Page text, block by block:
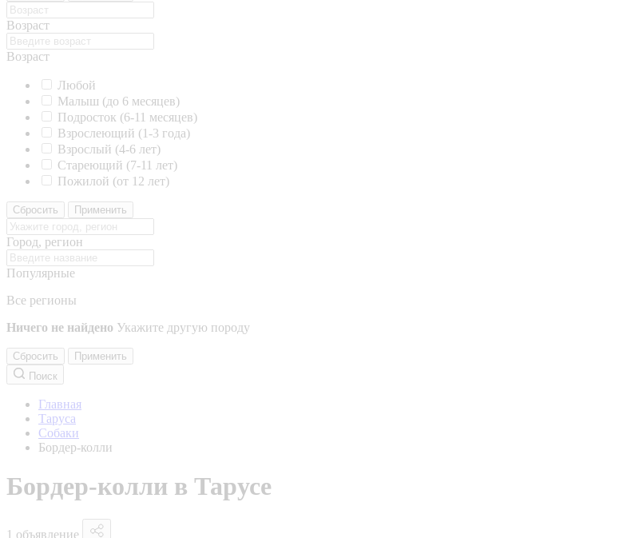
Возраст
Возраст
Любой
Малыш (до 6 месяцев)
Подросток (6-11 месяцев)
Взрослеющий (1-3 года)
Взрослый (4-6 лет)
Стареющий (7-11 лет)
Пожилой (от 12 лет)
Сбросить Применить
Город, регион
Популярные
Все регионы
Ничего не найдено Укажите другую породу
Сбросить
Применить
Поиск
Главная
Таруса
Собаки
Бордер-колли
Бордер-колли в Тарусе
1 объявление